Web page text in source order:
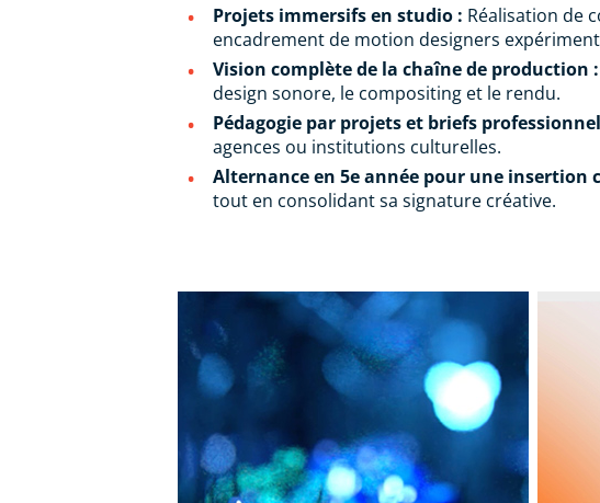
Projets immersifs en studio : Réalisation de
encadrement de motion designers
Vision complète de la chaîne de production :
design sonore, le compositing et le rendu.
Pédagogie par projets et briefs
agences ou institutions culturelles.
Alternance en 5e année pour une insertion
tout en consolidant sa signature créative.